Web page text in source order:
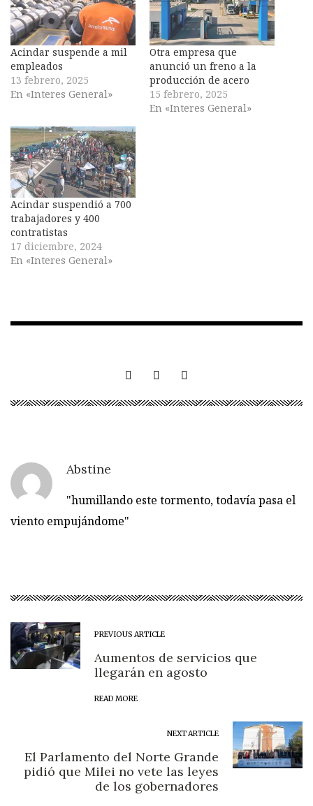
Acindar suspende a mil
empleados
13 febrero, 2025
En «Interes General»
Otra empresa que
anunció un freno a la
producción de acero
15 febrero, 2025
En «Interes General»
Acindar suspendió a 700
trabajadores y 400
contratistas
17 diciembre, 2024
En «Interes General»
Abstine
"humillando este tormento, todavía pasa el
viento empujándome"
PREVIOUS ARTICLE
Aumentos de servicios que
llegarán en agosto
READ MORE
NEXT ARTICLE
El Parlamento del Norte Grande
pidió que Milei no vete las leyes
de los gobernadores